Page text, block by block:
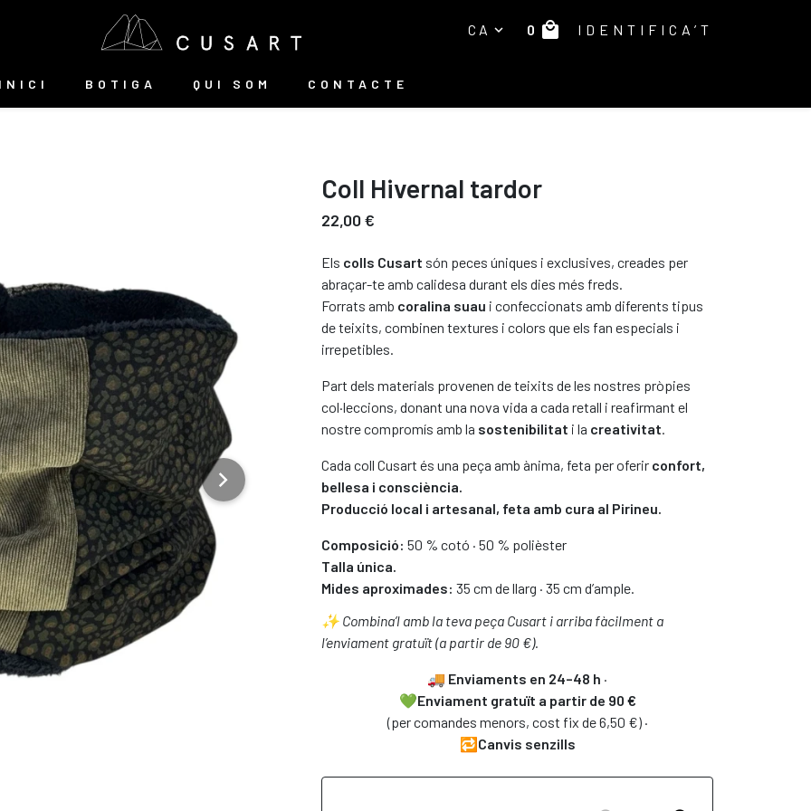
CA expand_more 0 local_mall IDENTIFICA’T
INICI BOTIGA QUI SOM CONTACTE
chevron_rightshop.next_image
Coll Hivernal tardor
22,00 €
Els colls Cusart són peces úniques i exclusives, creades per
abraçar-te amb calidesa durant els dies més freds.
Forrats amb coralina suau i confeccionats amb diferents tipus
de teixits, combinen textures i colors que els fan especials i
irrepetibles.
Part dels materials provenen de teixits de les nostres pròpies
col·leccions, donant una nova vida a cada retall i reafirmant el
nostre compromís amb la sostenibilitat i la creativitat
Cada coll Cusart és una peça amb ànima, feta per oferir confort,
bellesa i consciència.
Producció local i artesanal, feta amb cura al Pirineu.
Composició: 50 % cotó · 50 % polièster
Talla única.
Mides aproximades: 35 cm de llarg · 35 cm d’ample.
✨ Combina’l amb la teva peça Cusart i arriba fàcilment a
l’enviament gratuït (a partir de 90 €).
🚚 Enviaments en 24–48 h ·
💚Enviament gratuït a partir de 90 €
(per comandes menors, cost fix de 6,50 €) ·
🔁Canvis senzills